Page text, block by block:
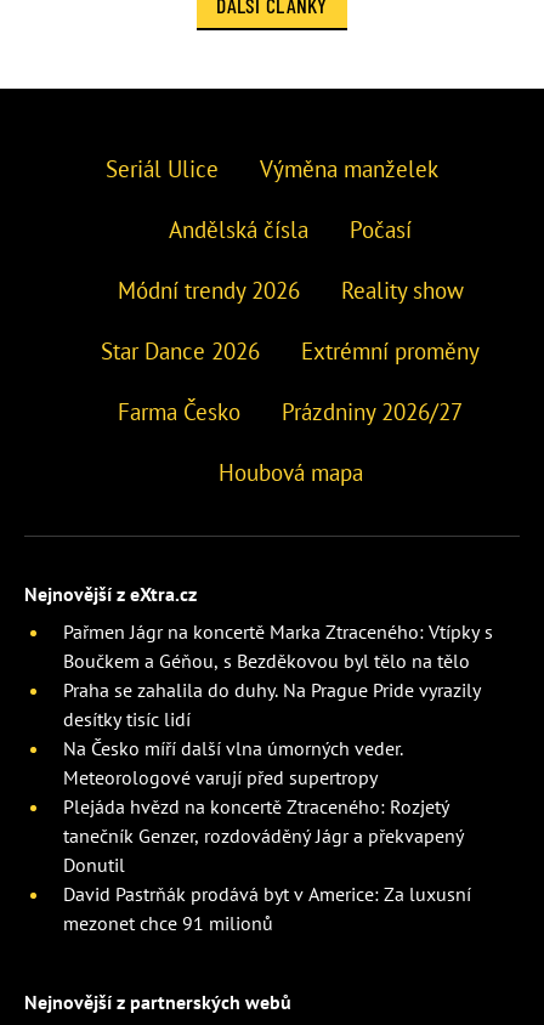
Seriál Ulice Výměna manželek
Andělská čísla Počasí
Módní trendy 2026 Reality show
Star Dance 2026 Extrémní proměny
Farma Česko Prázdniny 2026/27
Houbová mapa
Nejnovější z eXtra.cz
Pařmen Jágr na koncertě Marka Ztraceného: Vtípky s
Boučkem a Géňou, s Bezděkovou byl tělo na tělo
Praha se zahalila do duhy. Na Prague Pride vyrazily
desítky tisíc lidí
Na Česko míří další vlna úmorných veder.
Meteorologové varují před supertropy
Plejáda hvězd na koncertě Ztraceného: Rozjetý
tanečník Genzer, rozdováděný Jágr a překvapený
Donutil
David Pastrňák prodává byt v Americe: Za luxusní
mezonet chce 91 milionů
Nejnovější z partnerských webů